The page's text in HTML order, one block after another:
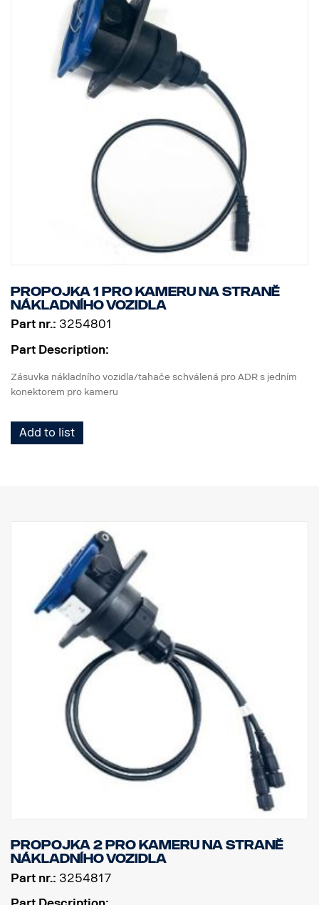
Propojka 1 pro kameru na straně
nákladního vozidla
Part nr.: 3254801
Part Description:
Zásuvka nákladního vozidla/tahače schválená pro ADR s jedním
konektorem pro kameru
Add to list
Propojka 2 pro kameru na straně
nákladního vozidla
Part nr.: 3254817